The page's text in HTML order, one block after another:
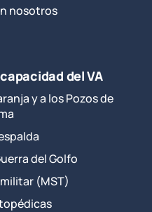
nosotros
del VA
y a los Pozos de
del Golfo
(MST)